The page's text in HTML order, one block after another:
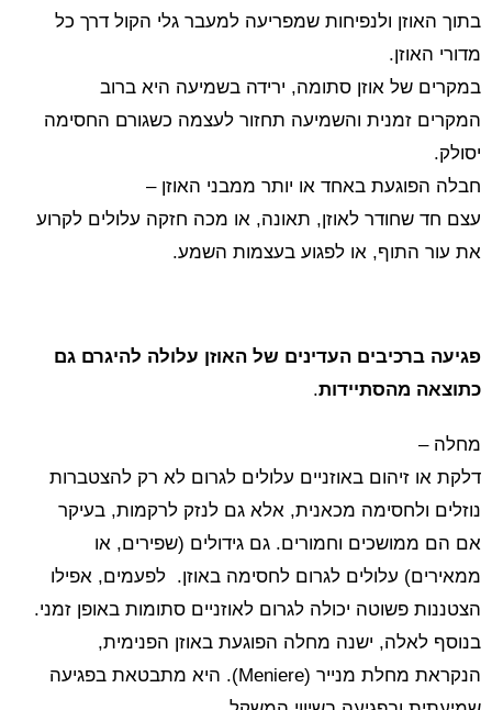
בתוך האוזן ולנפיחות שמפריעה למעבר גלי הקול דרך כל
מדורי האוזן.
במקרים של אוזן סתומה, ירידה בשמיעה היא ברוב
המקרים זמנית והשמיעה תחזור לעצמה כשגורם החסימה
יסולק.
חבלה הפוגעת באחד או יותר ממבני האוזן –
עצם חד שחודר לאוזן, תאונה, או מכה חזקה עלולים לקרוע
את עור התוף, או לפגוע בעצמות השמע.
פגיעה ברכיבים העדינים של האוזן עלולה להיגרם גם
כתוצאה מהסתיידות.
מחלה –
דלקת או זיהום באוזניים עלולים לגרום לא רק להצטברות
נוזלים ולחסימה מכאנית, אלא גם לנזק לרקמות, בעיקר
אם הם ממושכים וחמורים. גם גידולים (שפירים, או
ממאירים) עלולים לגרום לחסימה באוזן. לפעמים, אפילו
הצטננות פשוטה יכולה לגרום לאוזניים סתומות באופן זמני.
בנוסף לאלה, ישנה מחלה הפוגעת באוזן הפנימית,
הנקראת מחלת מנייר (Meniere). היא מתבטאת בפגיעה